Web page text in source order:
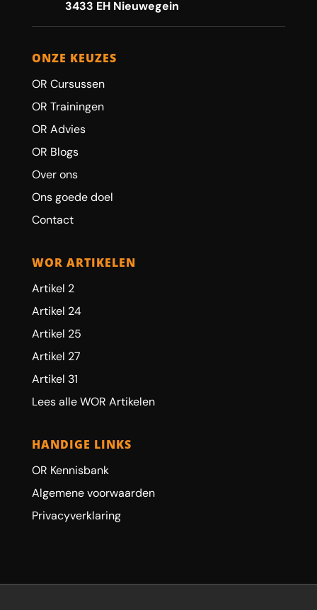
3433 EH Nieuwegein
ONZE KEUZES
OR Cursussen
OR Trainingen
OR Advies
OR Blogs
Over ons
Ons goede doel
Contact
WOR ARTIKELEN
Artikel 2
Artikel 24
Artikel 25
Artikel 27
Artikel 31
Lees alle WOR Artikelen
HANDIGE LINKS
OR Kennisbank
Algemene voorwaarden
Privacyverklaring